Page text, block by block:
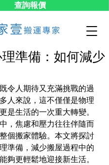
查詢報價
準備：如何減少
令人期待又充滿挑戰的過
人來說，這不僅僅是物理
是生活的一次重大轉變。
，焦慮和壓力往往伴隨而
個搬家體驗。本文將探討
準備，減少搬屋過程中的
夠更輕鬆地迎接新生活。